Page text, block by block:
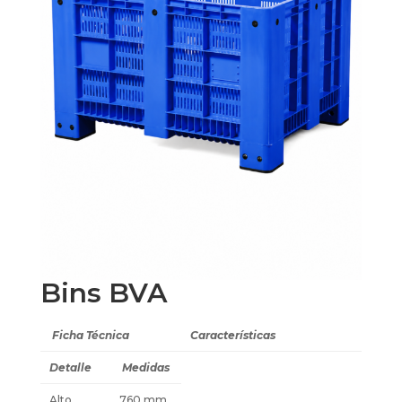
Bins BVA
Ficha Técnica Características
Detalle Medidas